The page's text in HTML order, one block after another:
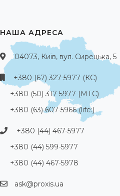
НАША АДРЕСА
04073, Київ, вул. Сирецька, 5
+380 (67) 327-5977 (КС)
+380 (50) 317-5977 (МТС)
+380 (63) 607-5966 (life:)
+380 (44) 467-5977
+380 (44) 599-5977
+380 (44) 467-5978
ask@proxis.ua